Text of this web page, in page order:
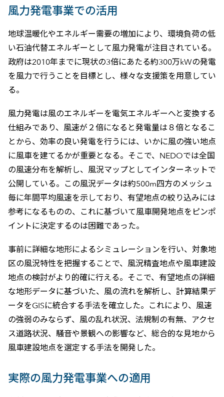
風力発電事業での活用
地球温暖化やエネルギー需要の増加により、環境負荷の低
い石油代替エネルギーとして風力発電が注目されている。
政府は2010年までに現状の3倍にあたる約300万kWの発電
を風力で行うことを目標とし、様々な支援策を用意してい
る。
風力発電は風のエネルギーを電気エネルギーへと変換する
仕組みであり、風速が２倍になると発電量は８倍となるこ
とから、効率の良い発電を行うには、いかに風の強い地点
に風車を建てるかが重要となる。そこで、NEDOでは全国
の風速分布を解析し、風況マップとしてインターネットで
公開している。この風況データは約500m四方のメッシュ
毎に年間平均風速を示しており、有望地点の絞り込みには
参考になるものの、これに基づいて風車開発地点をピンポ
イントに決定するのは困難であった。
事前に詳細な地形によるシミュレーションを行い、対象地
区の風況特性を把握することで、風況精査地点や風車建設
地点の検討がより的確に行える。そこで、有望地点の詳細
な地形データに基づいた、風の流れを解析し、計算結果デ
ータをGISに統合する手法を確立した。これにより、風速
の強弱のみならず、風の乱れ状況、法規制の有無、アクセ
ス道路状況、騒音や景観への影響など、総合的な見地から
風車建設地点を選定する手法を開発した。
実際の風力発電事業への適用